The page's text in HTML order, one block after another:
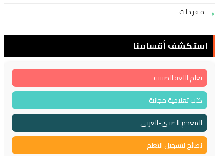
مفردات
استكشف أقسامنا
تعلم اللغة الصينية
كتب تعليمية مجانية
المعجم الصيني-العربي
نصائح لتسهيل التعلم